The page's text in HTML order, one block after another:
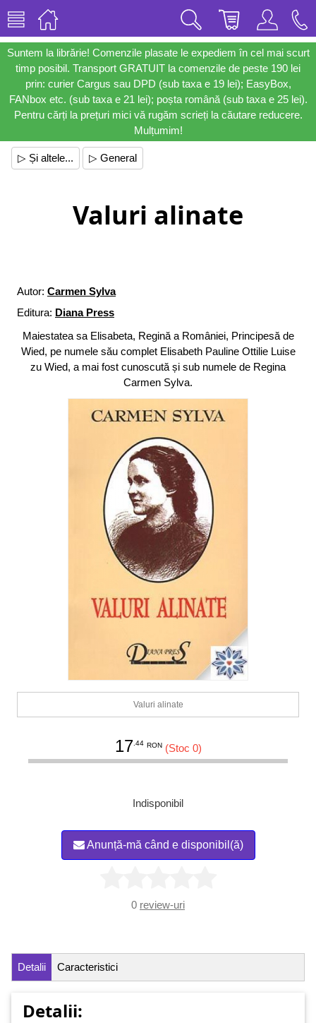
Suntem la librărie! Comenzile plasate le expediem în cel mai scurt
timp posibil. Transport GRATUIT la comenzile de peste 190 lei
prin: curier Cargus sau DPD (sub taxa e 19 lei); EasyBox,
FANbox etc. (sub taxa e 21 lei); poșta română (sub taxa e 25 lei).
Pentru cărți la prețuri mici vă rugăm scrieți la căutare reducere.
Mulțumim!
▷ Și altele... ▷ General
Valuri alinate
Autor: Carmen Sylva
Editura: Diana Press
Maiestatea sa Elisabeta, Regină a României, Principesă de
Wied, pe numele său complet Elisabeth Pauline Ottilie Luise
zu Wied, a mai fost cunoscută și sub numele de Regina
Carmen Sylva.
Valuri alinate
17.44 RON (Stoc 0)
Indisponibil
Anunță-mă când e disponibil(ă)
0 review-uri
Detalii Caracteristici
Detalii: